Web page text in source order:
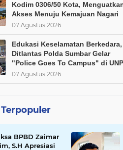
Kodim 0306/50 Kota,
Akses Menuju Kemajuan Nagari
07 Agustus 2026
Edukasi Keselamatan Berkedara,
Ditlantas Polda Sumbar Gelar
"Police Goes To Campus" di UNP
07 Agustus 2026
BPBD Zaimar
S.H Apresiasi